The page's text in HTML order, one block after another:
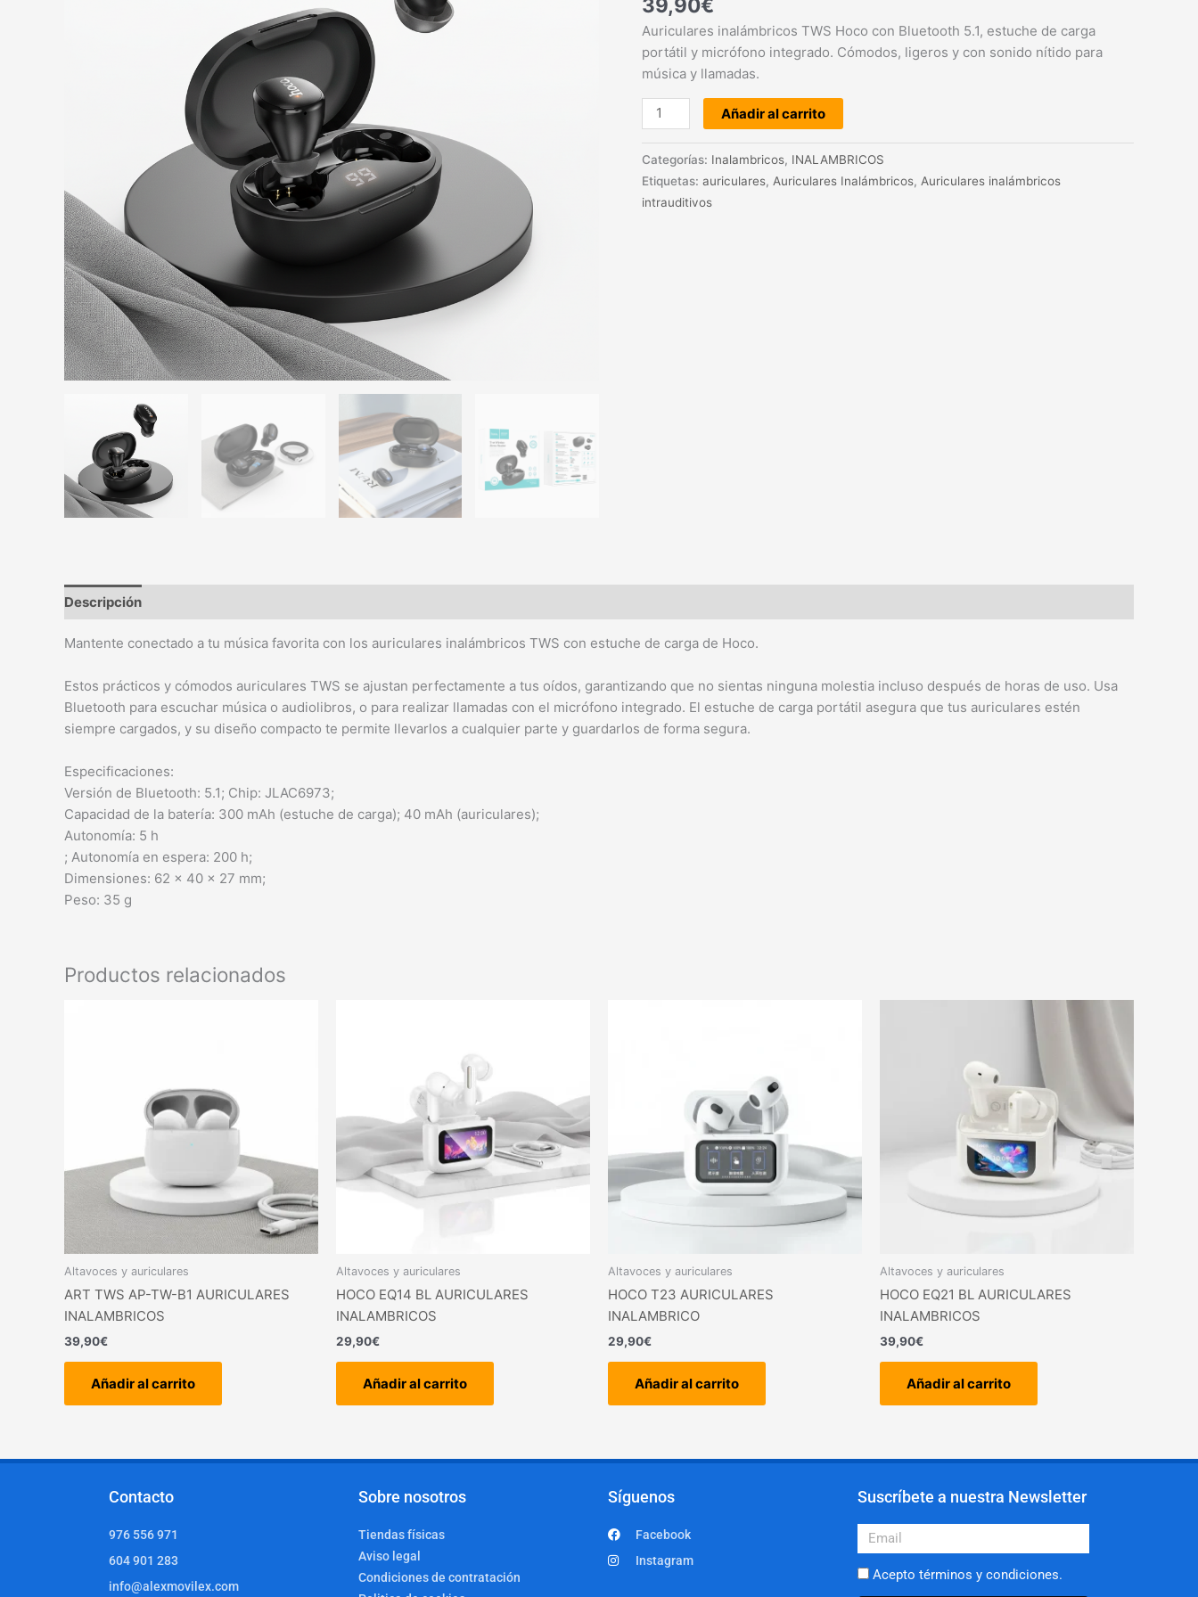
39,90€
Auriculares inalámbricos TWS Hoco con Bluetooth 5.1, estuche de carga
portátil y micrófono integrado. Cómodos, ligeros y con sonido nítido para
música y llamadas.
Añadir al carrito
Categorías: Inalambricos, INALAMBRICOS
Etiquetas: auriculares, Auriculares Inalámbricos, Auriculares inalámbricos
intrauditivos
Descripción
Mantente conectado a tu música favorita con los auriculares inalámbricos TWS con estuche de carga de Hoco.
Estos prácticos y cómodos auriculares TWS se ajustan perfectamente a tus oídos, garantizando que no sientas ninguna molestia incluso después de horas de uso. Usa
Bluetooth para escuchar música o audiolibros, o para realizar llamadas con el micrófono integrado. El estuche de carga portátil asegura que tus auriculares estén
siempre cargados, y su diseño compacto te permite llevarlos a cualquier parte y guardarlos de forma segura.
Especificaciones:
Versión de Bluetooth: 5.1; Chip: JLAC6973;
Capacidad de la batería: 300 mAh (estuche de carga); 40 mAh (auriculares);
Autonomía: 5 h
; Autonomía en espera: 200 h;
Dimensiones: 62 × 40 × 27 mm;
Peso: 35 g
Productos relacionados
Altavoces y auriculares
ART TWS AP-TW-B1 AURICULARES
INALAMBRICOS
39,90€
Añadir al carrito
Altavoces y auriculares
HOCO EQ14 BL AURICULARES
INALAMBRICOS
29,90€
Añadir al carrito
Altavoces y auriculares
HOCO T23 AURICULARES
INALAMBRICO
29,90€
Añadir al carrito
Altavoces y auriculares
HOCO EQ21 BL AURICULARES
INALAMBRICOS
39,90€
Añadir al carrito
Contacto
976 556 971
604 901 283
info@alexmovilex.com
Sobre nosotros
Tiendas físicas
Aviso legal
Condiciones de contratación
Síguenos
Facebook
Instagram
Suscríbete a nuestra Newsletter
Email
Acepto términos y condiciones.